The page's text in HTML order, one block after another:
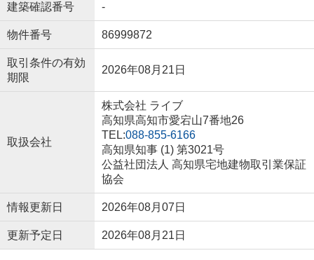
建築確認番号 -
物件番号 86999872
取引条件の有効
期限
2026年08月21日
取扱会社
株式会社 ライブ
高知県高知市愛宕山7番地26
TEL:088-855-6166
高知県知事 (1) 第3021号
公益社団法人 高知県宅地建物取引業保証
協会
情報更新日 2026年08月07日
更新予定日 2026年08月21日